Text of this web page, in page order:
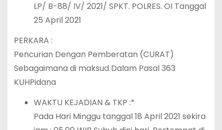
LP/ B-88/ IV/ 2021/ SPKT. POLRES. OI Tanggal
25 April 2021
PERKARA :
Pencurian Dengan Pemberatan (CURAT)
Sebagaimana di maksud Dalam Pasal 363
KUHPidana
WAKTU KEJADIAN & TKP :*
Pada Hari Minggu tanggal 18 April 2021 sekira